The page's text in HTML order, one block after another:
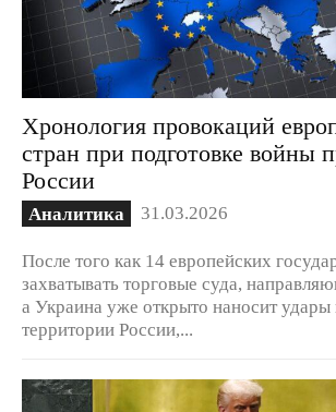
Хронология провокаций
стран при подготовке войны
России
Аналитика 31.03.2026
После того как 14 европейских
захватывать торговые суда,
а Украина уже открыто наносит удары
территории России,...